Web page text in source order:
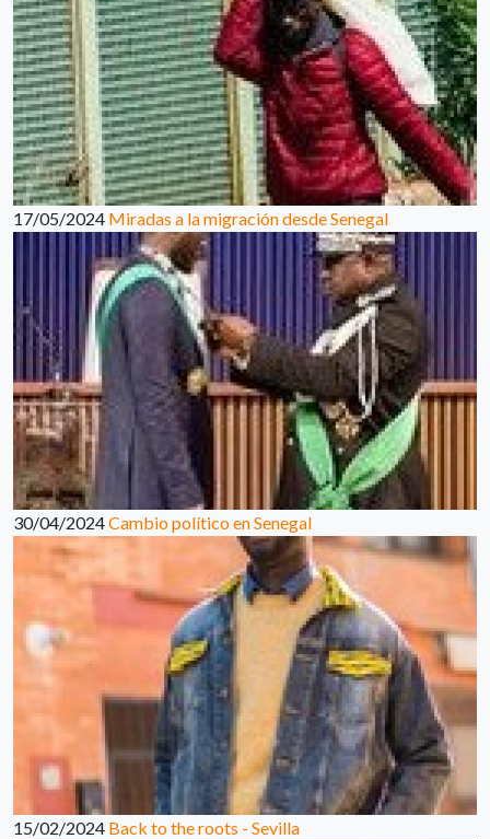
17/05/2024 Miradas a la migración desde Senegal
30/04/2024Cambio político en Senegal
15/02/2024 Back to the roots - Sevilla